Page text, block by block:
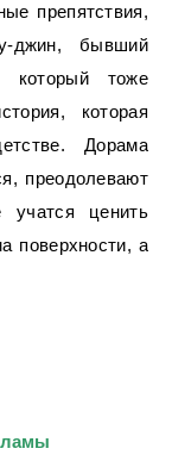
препятствия,
джин, бывший
тоже
которая
Дорама
преодолевают
ценить
поверхности, а